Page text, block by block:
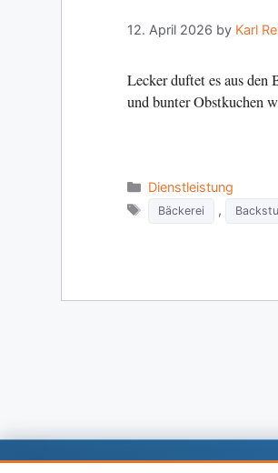
12. April 2026 by Karl
Lecker duftet es aus den
und bunter Obstkuchen
Categories
Dienstleistung
Tags
Bäckerei ,